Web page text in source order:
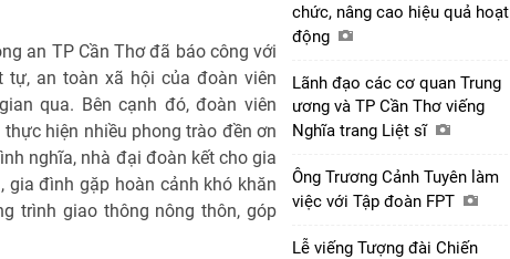
an TP Cần Thơ đã báo công với
an toàn xã hội của đoàn viên
qua. Bên cạnh đó, đoàn viên
hiện nhiều phong trào đền ơn
nghĩa, nhà đại đoàn kết cho gia
đình gặp hoàn cảnh khó khăn
trình giao thông nông thôn, góp
chức, nâng cao hiệu quả hoạt
động
Lãnh đạo các cơ quan Trung
ương và TP Cần Thơ viếng
Nghĩa trang Liệt sĩ
Ông Trương Cảnh Tuyên làm
việc với Tập đoàn FPT
Lễ viếng Tượng đài Chiến